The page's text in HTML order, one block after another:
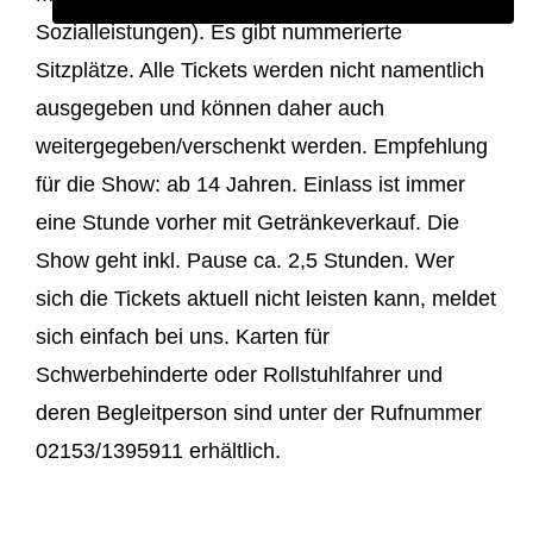
Sozialleistungen). Es gibt nummerierte
Sitzplätze. Alle Tickets werden nicht namentlich
ausgegeben und können daher auch
weitergegeben/verschenkt werden. Empfehlung
für die Show: ab 14 Jahren. Einlass ist immer
eine Stunde vorher mit Getränkeverkauf. Die
Show geht inkl. Pause ca. 2,5 Stunden. Wer
sich die Tickets aktuell nicht leisten kann, meldet
sich einfach bei uns. Karten für
Schwerbehinderte oder Rollstuhlfahrer und
deren Begleitperson sind unter der Rufnummer
02153/1395911 erhältlich.